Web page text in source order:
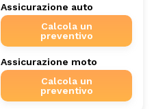
Assicurazione auto
Calcola un
preventivo
Assicurazione moto
Calcola un
preventivo